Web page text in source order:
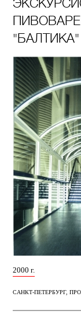
"БАЛТИКА"
2000 г.
САНКТ-ПЕТЕРБУРГ,